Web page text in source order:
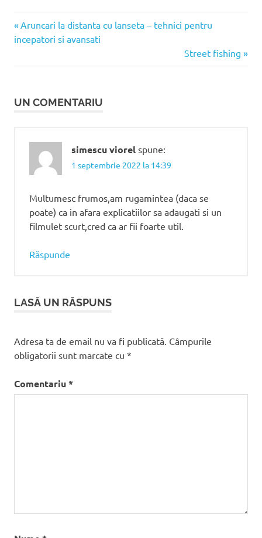
Navigare
Articolul
anterior:
Aruncari la distanta cu lanseta – tehnici pentru
incepatori si avansati
Articolul
următor:
Street fishing
UN COMENTARIU
simescu viorel spune:
1 septembrie 2022 la 14:39
Multumesc frumos,am rugamintea (daca se
poate) ca in afara explicatiilor sa adaugati si un
filmulet scurt,cred ca ar fii foarte util.
Răspunde
LASĂ UN RĂSPUNS
Adresa ta de email nu va fi publicată. Câmpurile
obligatorii sunt marcate cu *
Comentariu*